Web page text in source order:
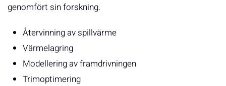
genomfört sin forskning.
Återvinning av spillvärme
Värmelagring
Modellering av framdrivningen
Trimoptimering